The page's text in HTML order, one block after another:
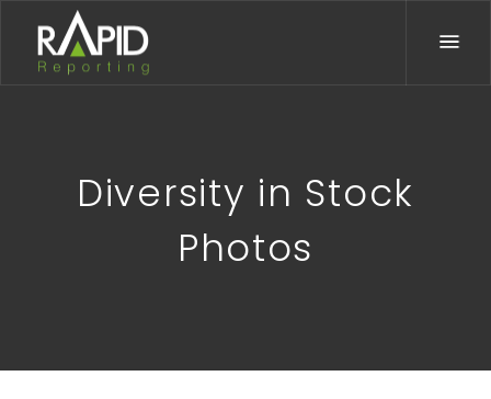
Diversity in Stock
Photos